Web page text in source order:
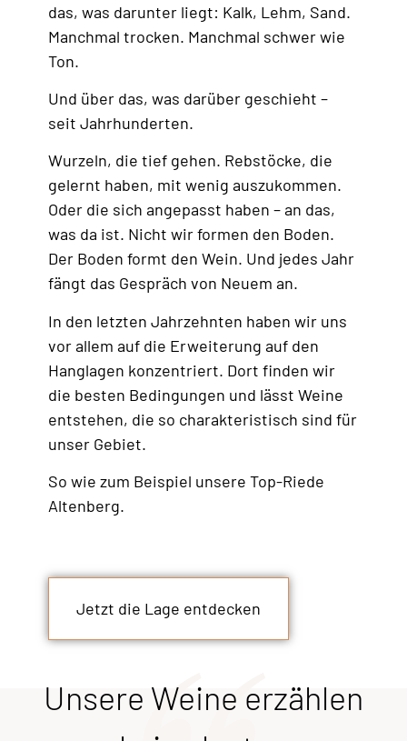
das, was darunter liegt: Kalk, Lehm, Sand.
Manchmal trocken. Manchmal schwer wie
Ton.
Und über das, was darüber geschieht –
seit Jahrhunderten.
Wurzeln, die tief gehen. Rebstöcke, die
gelernt haben, mit wenig auszukommen.
Oder die sich angepasst haben – an das,
was da ist. Nicht wir formen den Boden.
Der Boden formt den Wein. Und jedes Jahr
fängt das Gespräch von Neuem an.
In den letzten Jahrzehnten haben wir uns
vor allem auf die Erweiterung auf den
Hanglagen konzentriert. Dort finden wir
die besten Bedingungen und lässt Weine
entstehen, die so charakteristisch sind für
unser Gebiet.
So wie zum Beispiel unsere Top-Riede
Altenberg.
Jetzt die Lage entdecken
Unsere Weine erzählen